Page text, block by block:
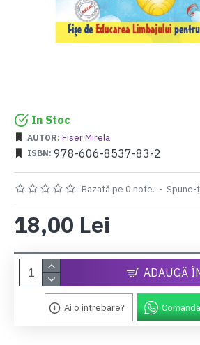
In Stoc
AUTOR: Fiser Mirela
ISBN: 978-606-8537-83-2
Bazată pe 0 note. - Spune-
18,00 Lei
ADAUGĂ
Ai o intrebare?